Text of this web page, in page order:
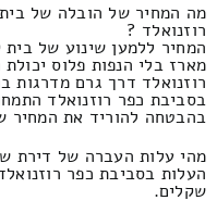
מה המחיר של הובלה של
רוזנואלד ?
המחיר ללמען שינוע של
מארז בלי הנפות פלוס
רוזנואלד דרך גרם מדרגות
בהבטחה להוריד את המחיר של 100% מן
מהי עלות העברה של דירת
שקלים.